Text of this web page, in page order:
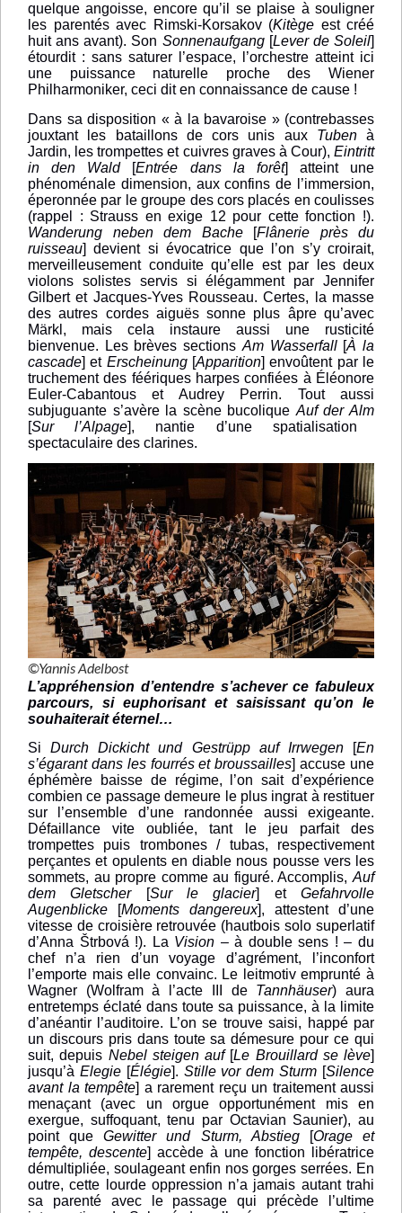
quelque angoisse, encore qu’il se plaise à souligner
les parentés avec Rimski-Korsakov (Kitège est créé
huit ans avant). Son Sonnenaufgang[Lever de Soleil]
étourdit : sans saturer l’espace, l’orchestre atteint ici
une puissance naturelle proche des Wiener
Philharmoniker, ceci dit en connaissance de cause !
Dans sa disposition « à la bavaroise » (contrebasses
jouxtant les bataillons de cors unis aux Tubenà
Jardin, les trompettes et cuivres graves à Cour), Eintritt
in den Wald[Entrée dans la forêt] atteint une
phénoménale dimension, aux confins de l’immersion,
éperonnée par le groupe des cors placés en coulisses
(rappel : Strauss en exige 12 pour cette fonction !).
Wanderung neben dem Bache[Flânerie près du
ruisseau] devient si évocatrice que l’on s’y croirait,
merveilleusement conduite qu’elle est par les deux
violons solistes servis si élégamment par Jennifer
Gilbert et Jacques-Yves Rousseau. Certes, la masse
des autres cordes aiguës sonne plus âpre qu’avec
Märkl, mais cela instaure aussi une rusticité
bienvenue. Les brèves sections Am Wasserfall[À la
cascade] et Erscheinung[Apparition] envoûtent par le
truchement des féériques harpes confiées à Éléonore
Euler-Cabantous et Audrey Perrin. Tout aussi
subjuguante s’avère la scène bucolique Auf der Alm
[Sur l’Alpage], nantie d’une spatialisation
spectaculaire des clarines.
©Yannis Adelbost
L’appréhension d’entendre s’achever ce fabuleux
parcours, si euphorisant et saisissant qu’on le
souhaiterait éternel…
SiDurch Dickicht und Gestrüpp auf Irrwegen[En
s’égarant dans les fourrés et broussailles ] accuse une
éphémère baisse de régime, l’on sait d’expérience
combien ce passage demeure le plus ingrat à restituer
sur l’ensemble d’une randonnée aussi exigeante.
Défaillance vite oubliée, tant le jeu parfait des
trompettes puis trombones / tubas, respectivement
perçantes et opulents en diable nous pousse vers les
sommets, au propre comme au figuré. Accomplis,Auf
dem Gletscher[ Sur le glacier] etGefahrvolle
Augenblicke
Moments dangereux], attestent d’une
vitesse de croisière retrouvée (hautbois solo superlatif
d’Anna Štrbová !). La Vision – à double sens ! – du
chef n’a rien d’un voyage d’agrément, l’inconfort
l’emporte mais elle convainc. Le leitmotiv emprunté à
Wagner (Wolfram à l’acte III de Tannhäuser) aura
entretemps éclaté dans toute sa puissance, à la limite
d’anéantir l’auditoire. L’on se trouve saisi, happé par
un discours pris dans toute sa démesure pour ce qui
suit, depuis Nebel steigen auf[Le Brouillard se lève
jusqu’à Elegie[ Élégie]. Stille vor dem Sturm [Silence
avant la tempête ] a rarement reçu un traitement aussi
menaçant (avec un orgue opportunément mis en
exergue, suffoquant, tenu par Octavian Saunier), au
point queGewitter und Sturm, Abstieg[ Orage et
tempête, descente ] accède à une fonction libératrice
démultipliée, soulageant enfin nos gorges serrées. En
outre, cette lourde oppression n’a jamais autant trahi
sa parenté avec le passage qui précède l’ultime